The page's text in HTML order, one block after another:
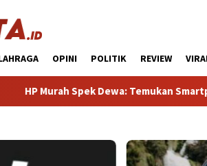
OPINI POLITIK REVIEW
Murah Spek Dewa: Temukan Smartphone